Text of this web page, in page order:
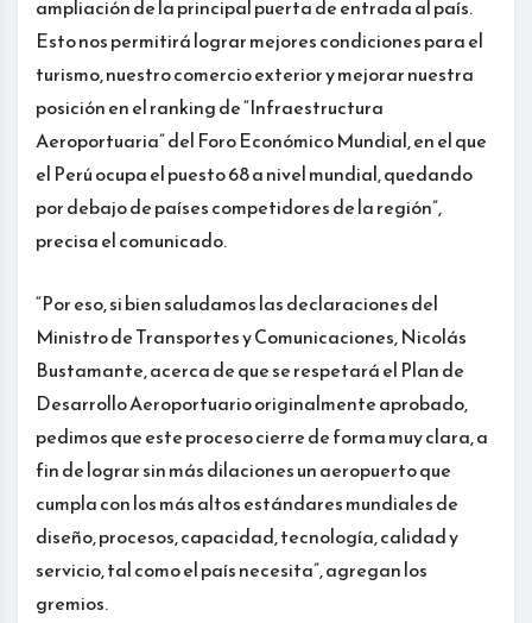
ampliación de la principal puerta de entrada al país.
Esto nos permitirá lograr mejores condiciones para el
turismo, nuestro comercio exterior y mejorar nuestra
posición en el ranking de “Infraestructura
Aeroportuaria” del Foro Económico Mundial, en el que
el Perú ocupa el puesto 68 a nivel mundial, quedando
por debajo de países competidores de la región”,
precisa el comunicado.
“Por eso, si bien saludamos las declaraciones del
Ministro de Transportes y Comunicaciones, Nicolás
Bustamante, acerca de que se respetará el Plan de
Desarrollo Aeroportuario originalmente aprobado,
pedimos que este proceso cierre de forma muy clara, a
fin de lograr sin más dilaciones un aeropuerto que
cumpla con los más altos estándares mundiales de
diseño, procesos, capacidad, tecnología, calidad y
servicio, tal como el país necesita”, agregan los
gremios.